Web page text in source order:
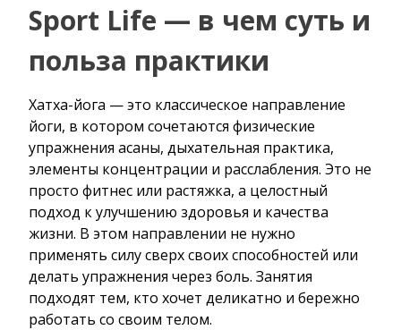
Sport Life — в чем суть и
польза практики
Хатха-йога — это классическое направление
йоги, в котором сочетаются физические
упражнения асаны, дыхательная практика,
элементы концентрации и расслабления. Это не
просто фитнес или растяжка, а целостный
подход к улучшению здоровья и качества
жизни. В этом направлении не нужно
применять силу сверх своих способностей или
делать упражнения через боль. Занятия
подходят тем, кто хочет деликатно и бережно
работать со своим телом.